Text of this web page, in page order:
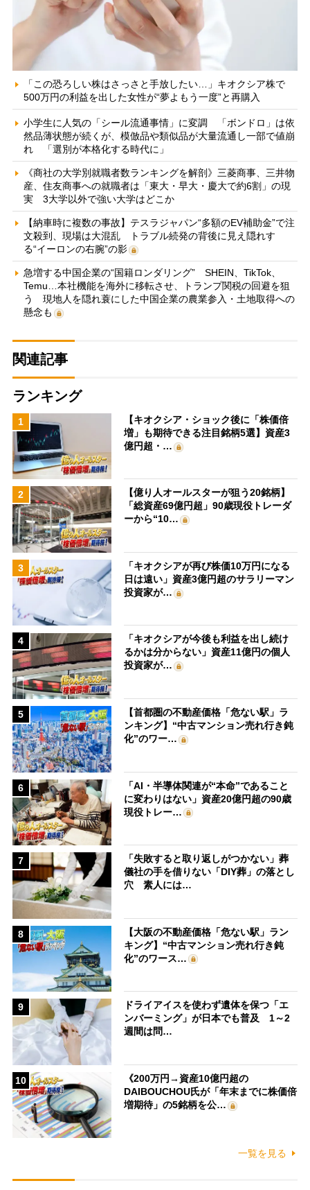
「この恐ろしい株はさっさと手放したい…」キオクシア株で
500万円の利益を出した女性が“夢よもう一度”と再購入
小学生に人気の「シール流通事情」に変調 「ボンドロ」は依
然品薄状態が続くが、模倣品や類似品が大量流通し一部で値崩
れ 「選別が本格化する時代に」
《商社の大学別就職者数ランキングを解剖》三菱商事、三井物
産、住友商事への就職者は「東大・早大・慶大で約6割」の現
実 3大学以外で強い大学はどこか
【納車時に複数の事故】テスラジャパン“多額のEV補助金”で注
文殺到、現場は大混乱 トラブル続発の背後に見え隠れす
る“イーロンの右腕”の影
急増する中国企業の“国籍ロンダリング” SHEIN、TikTok、
Temu…本社機能を海外に移転させ、トランプ関税の回避を狙
う 現地人を隠れ蓑にした中国企業の農業参入・土地取得への
懸念も
関連記事
ランキング
1
【キオクシア・ショック後に「株価倍
増」も期待できる注目銘柄5選】資産3
億円超・…
2
【億り人オールスターが狙う20銘柄】
「総資産69億円超」90歳現役トレーダ
ーから“10…
3
「キオクシアが再び株価10万円になる
日は遠い」資産3億円超のサラリーマン
投資家が…
4
「キオクシアが今後も利益を出し続け
るかは分からない」資産11億円の個人
投資家が…
5
【首都圏の不動産価格「危ない駅」ラ
ンキング】“中古マンション売れ行き鈍
化”のワー…
6
「AI・半導体関連が“本命”であること
に変わりはない」資産20億円超の90歳
現役トレー…
7
「失敗すると取り返しがつかない」葬
儀社の手を借りない「DIY葬」の落とし
穴 素人には…
8
【大阪の不動産価格「危ない駅」ラン
キング】“中古マンション売れ行き鈍
化”のワース…
9
ドライアイスを使わず遺体を保つ「エ
ンバーミング」が日本でも普及 1～2
週間は問…
10
《200万円→資産10億円超の
DAIBOUCHOU氏が「年末までに株価倍
増期待」の5銘柄を公…
一覧を見る